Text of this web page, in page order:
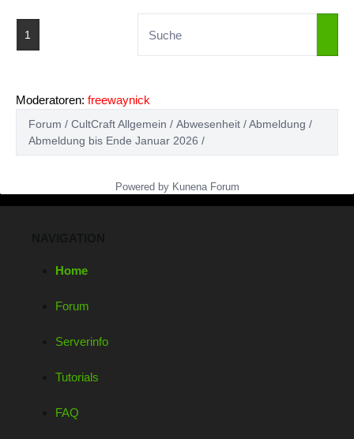
1
Moderatoren: freewaynick
Forum CultCraft Allgemein
Abwesenheit / Abmeldung
Abmeldung bis Ende Januar 2026
Powered by Kunena Forum
Home
Forum
Serverinfo
Tutorials
FAQ